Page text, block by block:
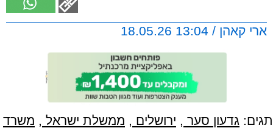
ארי קאהן / 13:04 18.05.26
תגים: גדעון סער , ירושלים , ממשלת ישראל , משרד